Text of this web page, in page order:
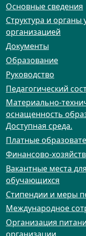
Основные сведения
Структура и
организацией
Документы
Образование
Руководство
Педагогический
Материально-
оснащенность
Доступная среда.
Платные
Финансово-
Вакантные места
обучающихся
Стипендии и меры
Международное
Организация